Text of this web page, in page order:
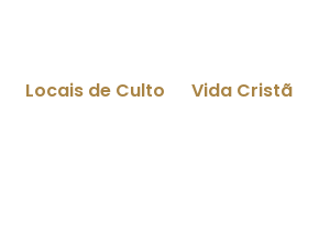
Locais de Culto Vida Cristã